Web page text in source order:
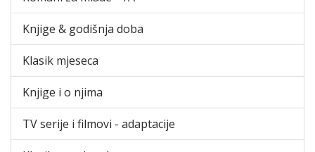
Knjige & godišnja doba
Klasik mjeseca
Knjige i o njima
TV serije i filmovi - adaptacije